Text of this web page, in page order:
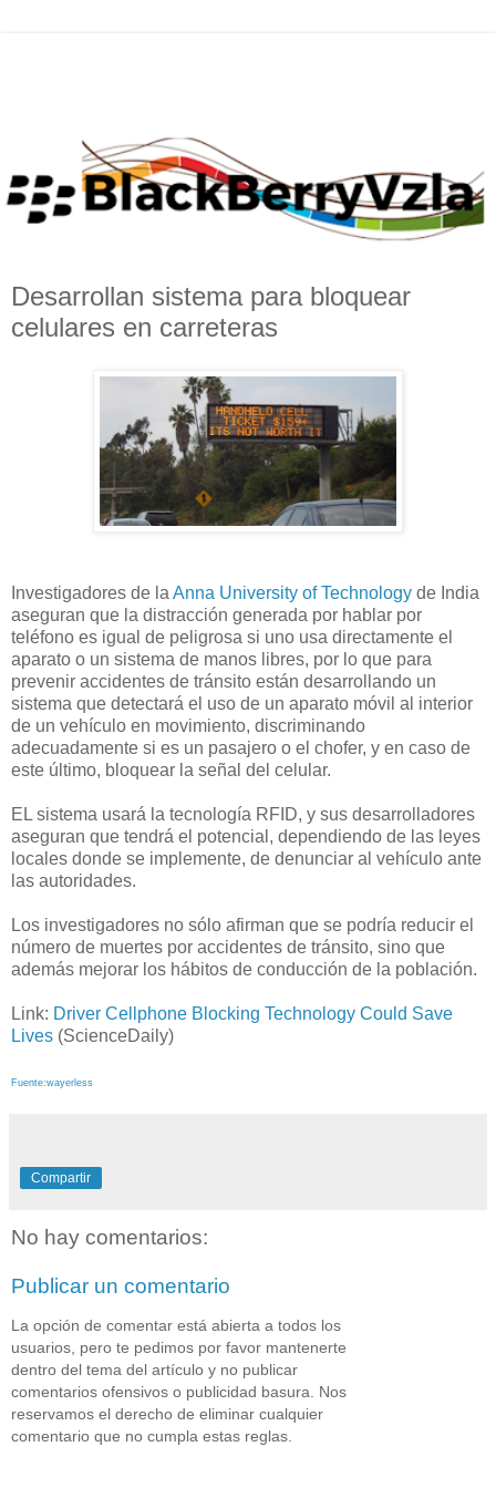
Desarrollan sistema para bloquear
celulares en carreteras
Investigadores de la Anna University of Technology de India
aseguran que la distracción generada por hablar por
teléfono es igual de peligrosa si uno usa directamente el
aparato o un sistema de manos libres, por lo que para
prevenir accidentes de tránsito están desarrollando un
sistema que detectará el uso de un aparato móvil al interior
de un vehículo en movimiento, discriminando
adecuadamente si es un pasajero o el chofer, y en caso de
este último, bloquear la señal del celular.
EL sistema usará la tecnología RFID, y sus desarrolladores
aseguran que tendrá el potencial, dependiendo de las leyes
locales donde se implemente, de denunciar al vehículo ante
las autoridades.
Los investigadores no sólo afirman que se podría reducir el
número de muertes por accidentes de tránsito, sino que
además mejorar los hábitos de conducción de la población.
Link: Driver Cellphone Blocking Technology Could Save
Lives (ScienceDaily)
Fuente:wayerless
Compartir
No hay comentarios:
Publicar un comentario
La opción de comentar está abierta a todos los
usuarios, pero te pedimos por favor mantenerte
dentro del tema del artículo y no publicar
comentarios ofensivos o publicidad basura. Nos
reservamos el derecho de eliminar cualquier
comentario que no cumpla estas reglas.